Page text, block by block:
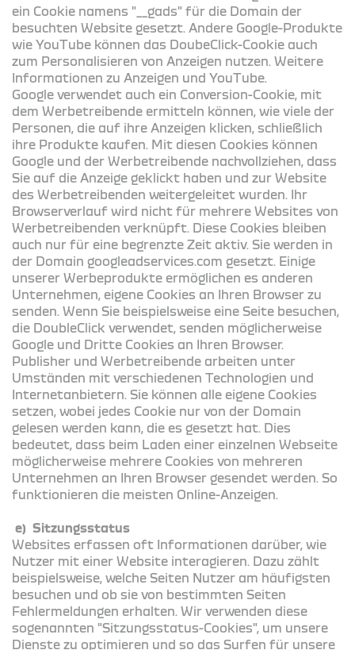
ein Cookie namens "__gads" für die Domain der
besuchten Website gesetzt. Andere Google-Produkte
wie YouTube können das DoubeClick-Cookie auch
zum Personalisieren von Anzeigen nutzen. Weitere
Informationen zu Anzeigen und YouTube.
Google verwendet auch ein Conversion-Cookie, mit
dem Werbetreibende ermitteln können, wie viele der
Personen, die auf ihre Anzeigen klicken, schließlich
ihre Produkte kaufen. Mit diesen Cookies können
Google und der Werbetreibende nachvollziehen, dass
Sie auf die Anzeige geklickt haben und zur Website
des Werbetreibenden weitergeleitet wurden. Ihr
Browserverlauf wird nicht für mehrere Websites von
Werbetreibenden verknüpft. Diese Cookies bleiben
auch nur für eine begrenzte Zeit aktiv. Sie werden in
der Domain googleadservices.com gesetzt. Einige
unserer Werbeprodukte ermöglichen es anderen
Unternehmen, eigene Cookies an Ihren Browser zu
senden. Wenn Sie beispielsweise eine Seite besuchen,
die DoubleClick verwendet, senden möglicherweise
Google und Dritte Cookies an Ihren Browser.
Publisher und Werbetreibende arbeiten unter
Umständen mit verschiedenen Technologien und
Internetanbietern. Sie können alle eigene Cookies
setzen, wobei jedes Cookie nur von der Domain
gelesen werden kann, die es gesetzt hat. Dies
bedeutet, dass beim Laden einer einzelnen Webseite
möglicherweise mehrere Cookies von mehreren
Unternehmen an Ihren Browser gesendet werden. So
funktionieren die meisten Online-Anzeigen.
e) Sitzungsstatus
Websites erfassen oft Informationen darüber, wie
Nutzer mit einer Website interagieren. Dazu zählt
beispielsweise, welche Seiten Nutzer am häufigsten
besuchen und ob sie von bestimmten Seiten
Fehlermeldungen erhalten. Wir verwenden diese
sogenannten "Sitzungsstatus-Cookies", um unsere
Dienste zu optimieren und so das Surfen für unsere